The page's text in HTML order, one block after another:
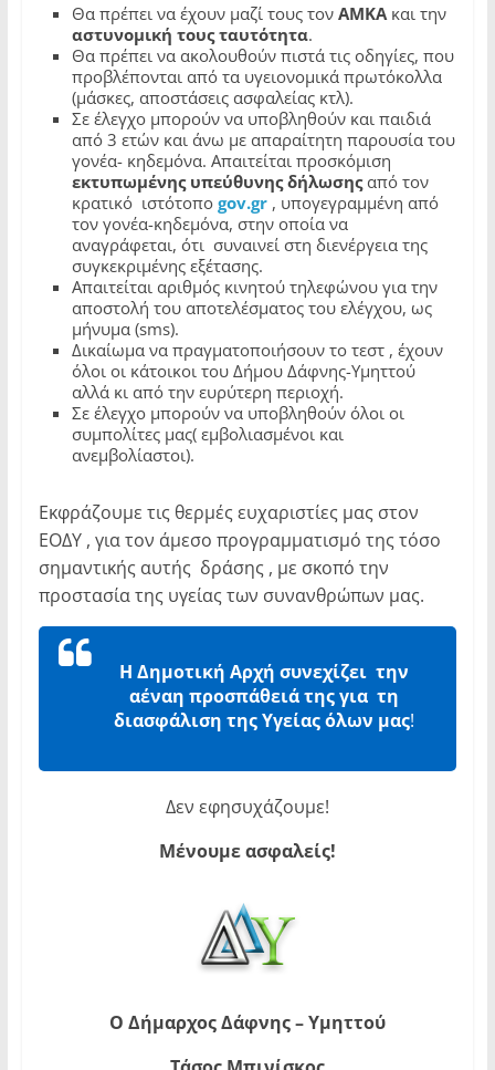
Θα πρέπει να έχουν μαζί τους τον ΑΜΚΑκαι την
αστυνομική τους ταυτότητα.
Θα πρέπει να ακολουθούν πιστά τις οδηγίες, που
προβλέπονται από τα υγειονομικά πρωτόκολλα
(μάσκες, αποστάσεις ασφαλείας κτλ).
Σε έλεγχο μπορούν να υποβληθούν και παιδιά
από 3 ετών και άνω με απαραίτητη παρουσία του
γονέα- κηδεμόνα. Απαιτείται προσκόμιση
εκτυπωμένης υπεύθυνης δήλωσηςαπό τον
κρατικό ιστότοπο gov.gr, υπογεγραμμένη από
τον γονέα-κηδεμόνα, στην οποία να
αναγράφεται, ότι συναινεί στη διενέργεια της
συγκεκριμένης εξέτασης.
Απαιτείται αριθμός κινητού τηλεφώνου για την
αποστολή του αποτελέσματος του ελέγχου, ως
μήνυμα (sms).
Δικαίωμα να πραγματοποιήσουν το τεστ , έχουν
όλοι οι κάτοικοι του Δήμου Δάφνης-Υμηττού
αλλά κι από την ευρύτερη περιοχή.
Σε έλεγχο μπορούν να υποβληθούν όλοι οι
συμπολίτες μας( εμβολιασμένοι και
ανεμβολίαστοι).
Εκφράζουμε τις θερμές ευχαριστίες μας στον
ΕΟΔΥ , για τον άμεσο προγραμματισμό της τόσο
σημαντικής αυτής δράσης , με σκοπό την
προστασία της υγείας των συνανθρώπων μας.
Η Δημοτική Αρχή συνεχίζει την
αέναη προσπάθειά της για τη
διασφάλιση της Υγείας όλων μας!
Δεν εφησυχάζουμε!
Μένουμε ασφαλείς!
Ο Δήμαρχος Δάφνης – Υμηττού